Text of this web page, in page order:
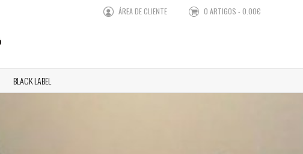
ÁREA DE CLIENTE 0 ARTIGOS - 0.00€
BLACK LABEL